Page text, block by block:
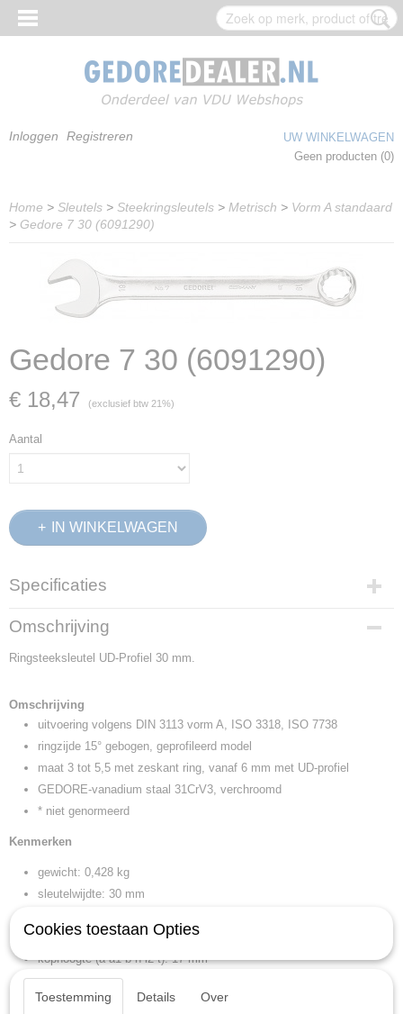
Inloggen Registreren
UW WINKELWAGEN
Geen producten (0)
Home > Sleutels > Steekringsleutels > Metrisch > Vorm A standaard
> Gedore 7 30 (6091290)
Gedore 7 30 (6091290)
€ 18,47 (exclusief btw 21%)
Aantal
IN WINKELWAGEN
Specificaties
Productcode
6091290
EAN code
Productcode leverancier
0,43 Kg
Afmetingen (l,b,h)
42,50 x 11,50 x 6 cm
Omschrijving
Ringsteeksleutel UD-Profiel 30 mm.
Omschrijving
uitvoering volgens DIN 3113 vorm A, ISO 3318, ISO 7738
ringzijde 15° gebogen, geprofileerd model
maat 3 tot 5,5 met zeskant ring, vanaf 6 mm met UD-profiel
GEDORE-vanadium staal 31CrV3, verchroomd
* niet genormeerd
Kenmerken
gewicht: 0,428 kg
sleutelwijdte: 30 mm
kopbreedte (b2): 63 mm
kophoogte (a a1 b h l2 t): 17 mm
kophoogte (a2): 9 mm
lengte (l l1): 340 mm
Cookies toestaan Opties
Toestemming Details Over